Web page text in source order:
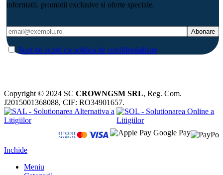
informatii, promotii exclusive si oferte speciale.
Sunt de acord cu politica de confidentialitate
Copyright © 2024 SC CROWNGSM SRL, Reg. Com.
J2015001368088, CIF: RO34901657.
Inchide
Meniu